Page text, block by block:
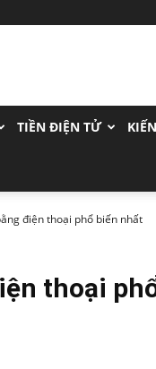
TIỀN ĐIỆN TỬ
điện thoại phổ biến nhất
thoại